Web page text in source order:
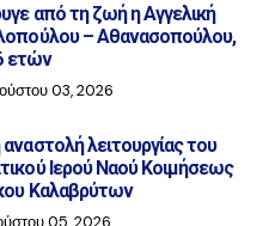
από τη ζωή η Αγγελική
– Αθανασοπούλου,
ετών
03, 2026
λειτουργίας του
Ιερού Ναού Κοιμήσεως
Καλαβρύτων
05, 2026